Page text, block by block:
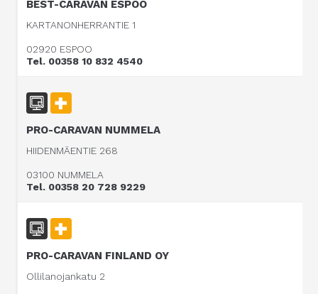
BEST-CARAVAN ESPOO
KARTANONHERRANTIE 1
02920 ESPOO
Tel. 00358 10 832 4540
PRO-CARAVAN NUMMELA
HIIDENMÄENTIE 268
03100 NUMMELA
Tel. 00358 20 728 9229
PRO-CARAVAN FINLAND OY
Ollilanojankatu 2